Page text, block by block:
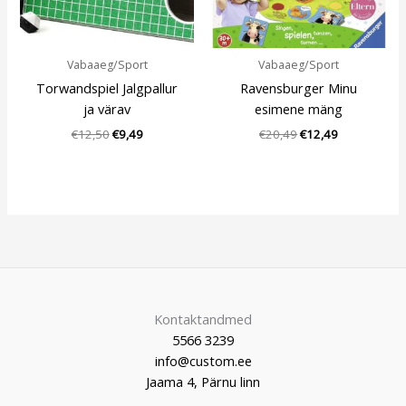
Vabaaeg/Sport
Torwandspiel Jalgpallur
ja värav
€12,50€9,49
Vabaaeg/Sport
Ravensburger Minu
esimene mäng
€20,49€12,49
Kontaktandmed
5566 3239
info@custom.ee
Jaama 4, Pärnu linn